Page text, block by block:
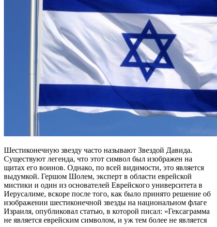
Шестиконечную звезду часто называют Звездой Давида.
Существуют легенда, что этот символ был изображен на
щитах его воинов. Однако, по всей видимости, это является
выдумкой. Гершом Шолем, эксперт в области еврейской
мистики и один из основателей Еврейского университета в
Иерусалиме, вскоре после того, как было принято решение об
изображении шестиконечной звезды на национальном флаге
Израиля, опубликовал статью, в которой писал: «Гексаграмма
не является еврейским символом, и уж тем более не является